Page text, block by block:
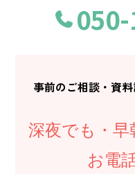
事前のご相談・資
深夜でも・早
お電